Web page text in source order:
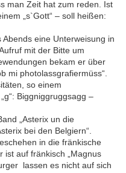
man Zeit hat zum reden. Ist
„s`Gott“ – soll heißen:
eine Unterweisung in
mit der Bitte um
bekam er über
mi photolassgrafiermüss“.
so einem
Biggniggruggsagg –
„Asterix un die
bei den Belgiern“.
in die fränkische
ist auf fränkisch „Magnus
lassen es nicht auf sich